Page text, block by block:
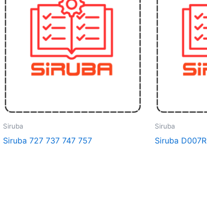
Siruba
Siruba 727 737 747 757
Siruba
Siruba D007R